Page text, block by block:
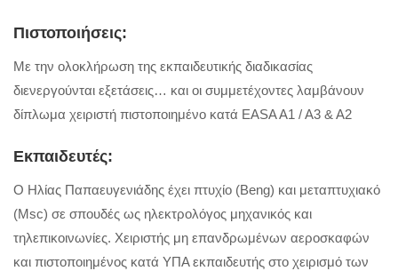
Πιστοποιήσεις:
Με την ολοκλήρωση της εκπαιδευτικής διαδικασίας
διενεργούνται εξετάσεις… και οι συμμετέχοντες λαμβάνουν
δίπλωμα χειριστή πιστοποιημένο κατά EASA A1 / A3 & A2
Εκπαιδευτές:
Ο Ηλίας Παπαευγενιάδης έχει πτυχίο (Beng) και μεταπτυχιακό
(Msc) σε σπουδές ως ηλεκτρολόγος μηχανικός και
τηλεπικοινωνίες. Χειριστής μη επανδρωμένων αεροσκαφών
και πιστοποιημένος κατά ΥΠΑ εκπαιδευτής στο χειρισμό των